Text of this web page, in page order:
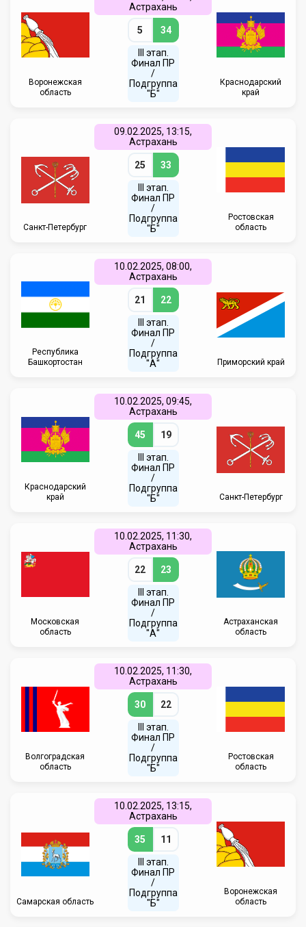
Воронежская
область
Астрахань
5 34
III этап.
Финал ПР
/
Подгруппа
"Б"
Краснодарский
край
Санкт-Петербург
09.02.2025, 13:15,
Астрахань
25 33
III этап.
Финал ПР
/
Подгруппа
"Б"
Ростовская
область
Республика
Башкортостан
10.02.2025, 08:00,
Астрахань
21 22
III этап.
Финал ПР
/
Подгруппа
"А"
Приморский край
Краснодарский
край
10.02.2025, 09:45,
Астрахань
45 19
III этап.
Финал ПР
/
Подгруппа
"Б"
Санкт-Петербург
Московская
область
10.02.2025, 11:30,
Астрахань
22 23
III этап.
Финал ПР
/
Подгруппа
"А"
Астраханская
область
Волгоградская
область
10.02.2025, 11:30,
Астрахань
30 22
III этап.
Финал ПР
/
Подгруппа
"Б"
Ростовская
область
Самарская область
10.02.2025, 13:15,
Астрахань
35 11
III этап.
Финал ПР
/
Подгруппа
"Б"
Воронежская
область